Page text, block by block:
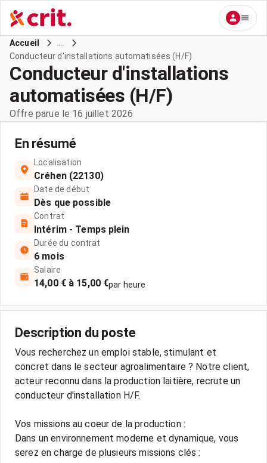
Accueil
Conducteur d'installations automatisées (H/F)
Conducteur d'installations
automatisées (H/F)
Offre parue le 16 juillet 2026
En résumé
Localisation
Créhen (22130)
Date de début
Dès que possible
Contrat
Intérim - Temps plein
Durée du contrat
6 mois
Salaire
14,00 € à 15,00 €par heure
Description du poste
Vous recherchez un emploi stable, stimulant et
concret dans le secteur agroalimentaire ? Notre client,
acteur reconnu dans la production laitière, recrute un
conducteur d'installation H/F.
Vos missions au coeur de la production :
Dans un environnement moderne et dynamique, vous
serez en charge de plusieurs missions clés :